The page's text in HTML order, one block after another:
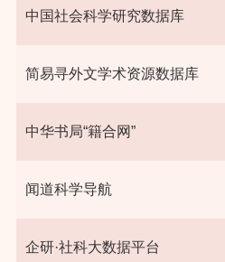
中国社会科学研究数据库
简易寻外文学术资源数据库
中华书局“籍合网”
闻道科学导航
企研·社科大数据平台